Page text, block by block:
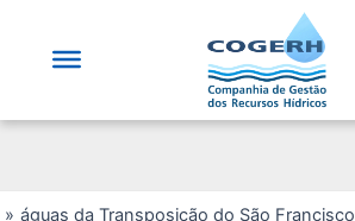
águas da Transposição do São Francisco